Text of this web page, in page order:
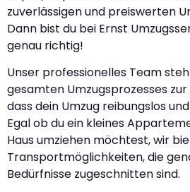
zuverlässigen und preiswerten
Dann bist du bei Ernst
genau richtig!
Unser professionelles Team
gesamten Umzugsprozesses
dass dein Umzug reibungslos
Egal ob du ein kleines
Haus umziehen möchtest, wir
Transportmöglichkeiten, die
Bedürfnisse zugeschnitten sind.